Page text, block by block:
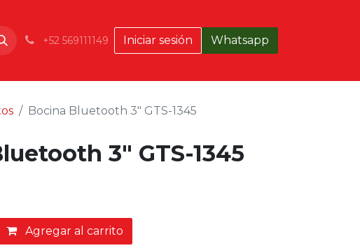
+52 569111149 Iniciar sesión Whatsapp
Bocina Bluetooth 3″ GTS-1345
3″ GTS-1345
Agregar al carrito